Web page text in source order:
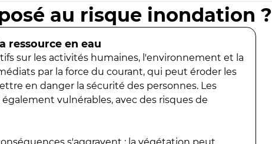
au risque inondation ?
ressource en eau
sur les activités humaines, l'environnement et la
par la force du courant, qui peut éroder les
en danger la sécurité des personnes. Les
vulnérables, avec des risques de